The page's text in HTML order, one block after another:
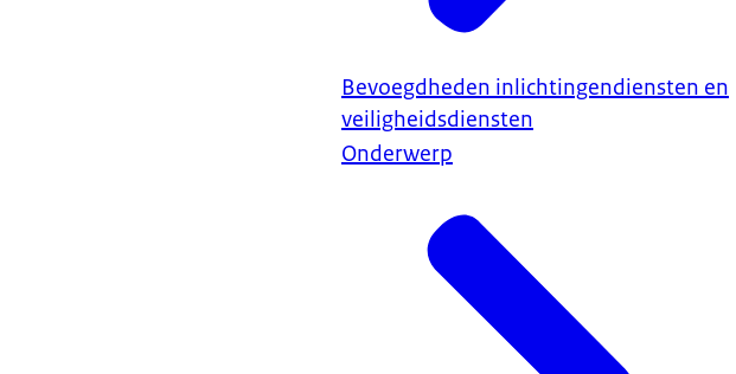
Bevoegdheden inlichtingendiensten en
veiligheidsdiensten
Onderwerp